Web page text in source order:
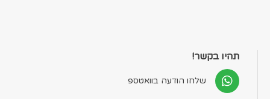
תהיו בקשר!
שלחו הודעה בוואטספ